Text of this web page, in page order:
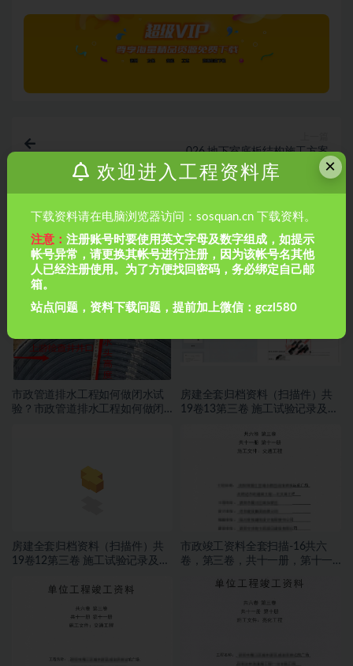
026.地下室底板结构施工方案
028.地下室施工方案
相关文章
市政管道排水工程如何做闭水试
验？市政管道排水工程如何做闭
房建全套归档资料（扫描件）共
19卷13第三卷 施工试验记录及检
房建全套归档资料（扫描件）共
19卷12第三卷 施工试验记录及检
市政竣工资料全套扫描-16共六
卷，第三卷，共十一册，第十一
×
欢迎进入工程资料库
下载资料请在电脑浏览器访问：sosquan.cn 下载资料。
注意：注册账号时要使用英文字母及数字组成，如提示
帐号异常，请更换其帐号进行注册，因为该帐号名其他
人已经注册使用。为了方便找回密码，务必绑定自己邮
箱。
站点问题，资料下载问题，提前加上微信：gczl580